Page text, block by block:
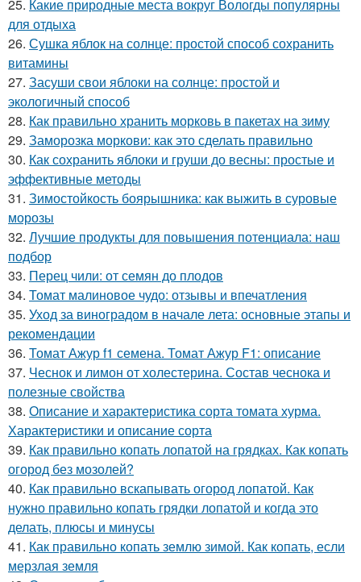
25. Какие природные места вокруг Вологды популярны
для отдыха
26. Сушка яблок на солнце: простой способ сохранить
витамины
27. Засуши свои яблоки на солнце: простой и
экологичный способ
28. Как правильно хранить морковь в пакетах на зиму
29. Заморозка моркови: как это сделать правильно
30. Как сохранить яблоки и груши до весны: простые и
эффективные методы
31. Зимостойкость боярышника: как выжить в суровые
морозы
32. Лучшие продукты для повышения потенциала: наш
подбор
33. Перец чили: от семян до плодов
34. Томат малиновое чудо: отзывы и впечатления
35. Уход за виноградом в начале лета: основные этапы и
рекомендации
36. Томат Ажур f1 семена. Томат Ажур F1: описание
37. Чеснок и лимон от холестерина. Состав чеснока и
полезные свойства
38. Описание и характеристика сорта томата хурма.
Характеристики и описание сорта
39. Как правильно копать лопатой на грядках. Как копать
огород без мозолей?
40. Как правильно вскапывать огород лопатой. Как
нужно правильно копать грядки лопатой и когда это
делать, плюсы и минусы
41. Как правильно копать землю зимой. Как копать, если
мерзлая земля